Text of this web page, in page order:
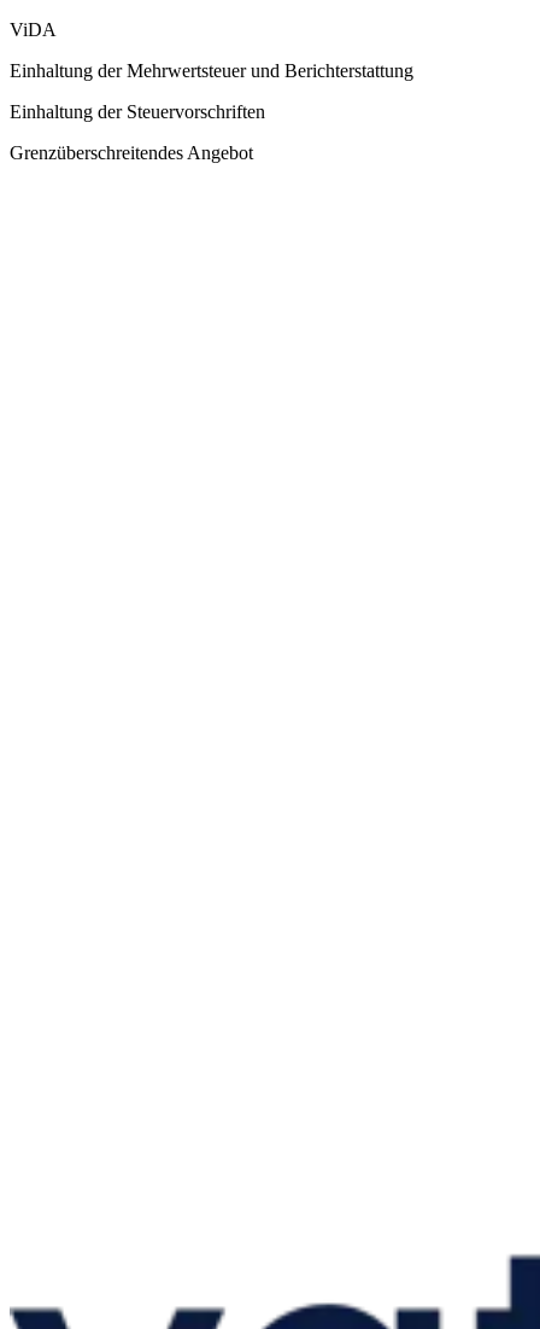
ViDA
Einhaltung der Mehrwertsteuer und Berichterstattung
Einhaltung der Steuervorschriften
Grenzüberschreitendes Angebot